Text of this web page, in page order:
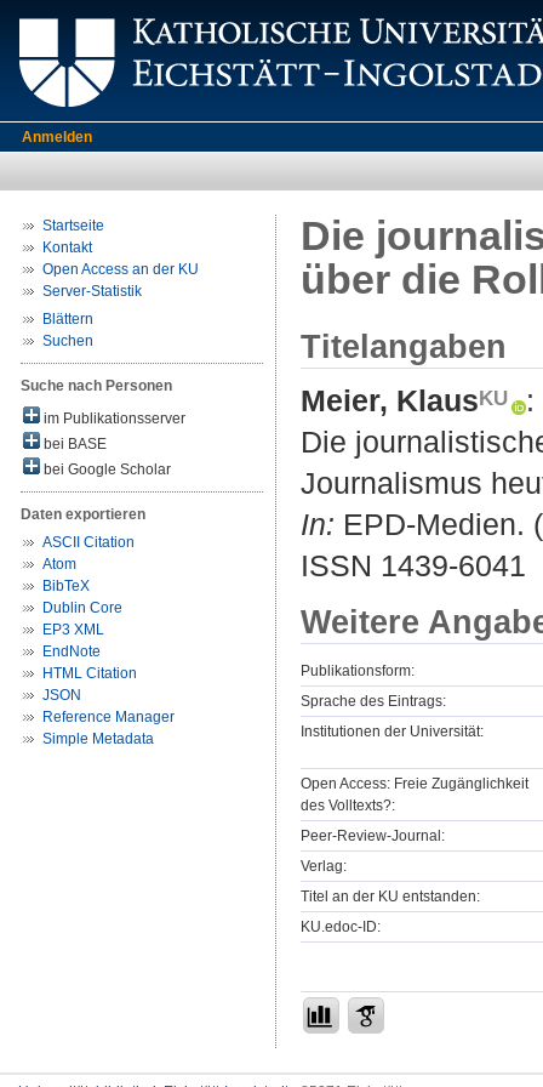
Anmelden
Startseite
Kontakt
Open Access an der KU
Server-Statistik
Blättern
Suchen
Suche nach Personen
im Publikationsserver
bei BASE
bei Google Scholar
Daten exportieren
ASCII Citation
Atom
BibTeX
Dublin Core
EP3 XML
EndNote
HTML Citation
JSON
Reference Manager
Simple Metadata
Die
über die
Titelangaben
Meier, Klaus
:
Die
Journalismus
In: EPD-Medien.
ISSN 1439-6041
Weitere
Publikationsform:
Sprache des Eintrags:
Institutionen der Universität:
Open Access: Freie Zugänglichkeit
des Volltexts?:
Peer-Review-Journal:
Verlag:
Titel an der KU entstanden:
KU.edoc-ID: